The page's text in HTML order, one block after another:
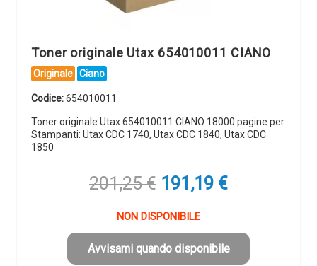
Toner originale Utax 654010011 CIANO
Originale Ciano
Codice:654010011
Toner originale Utax 654010011 CIANO 18000 pagine per
Stampanti: Utax CDC 1740, Utax CDC 1840, Utax CDC
1850
201,25€ Il
originale
era:
201,25 €.
191,19 €Il
è:
191,19 €.
NON DISPONIBILE
Avvisami quando disponibile